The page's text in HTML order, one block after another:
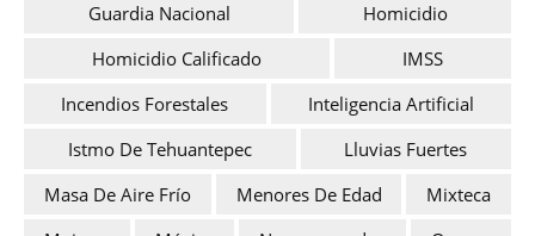
Guardia Nacional
Homicidio
Homicidio Calificado
IMSS
Incendios Forestales
Inteligencia Artificial
Istmo De Tehuantepec
Lluvias Fuertes
Masa De Aire Frío
Menores De Edad
Mixteca